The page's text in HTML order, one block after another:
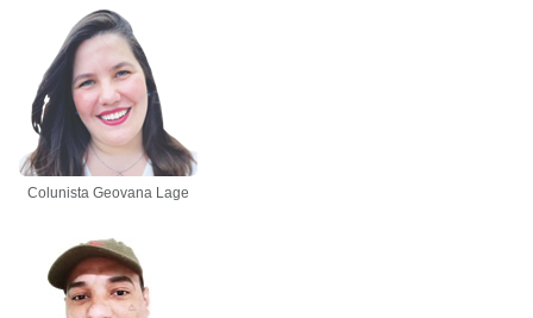
Colunista Geovana Lage